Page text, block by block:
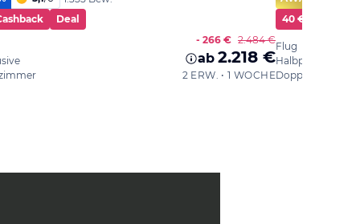
Deal
- 266 € 2.484 €
ab 2.218 €
2 ERW. • 1 WOCHE
40 € Cashback
Flug
Halbpension
Doppelzimmer